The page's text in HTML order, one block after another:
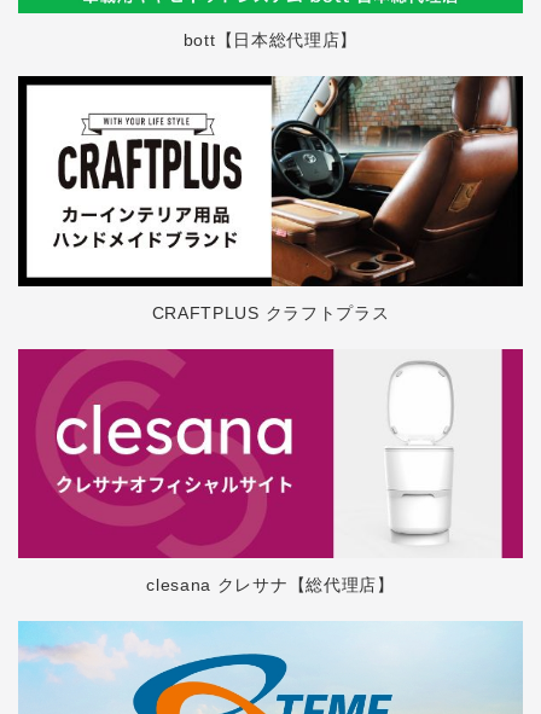
bott【日本総代理店】
CRAFTPLUS クラフトプラス
clesana クレサナ【総代理店】